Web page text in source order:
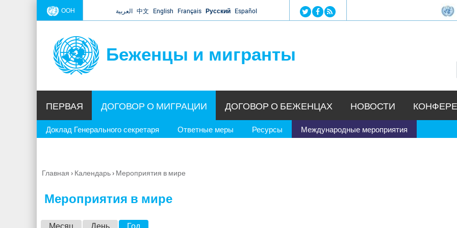
Jump to navigation
ООН العربية 中文 English Français Русский Español
Беженцы и мигранты
ПЕРВАЯ ДОГОВОР О МИГРАЦИИ
Доклад Генерального секретаря Ответные меры Ресурсы Международные мероприятия
ДОГОВОР О БЕЖЕНЦАХ НОВОСТИ
Вы
Главная › Календарь› Мероприятия в мире
Мероприятия в мире